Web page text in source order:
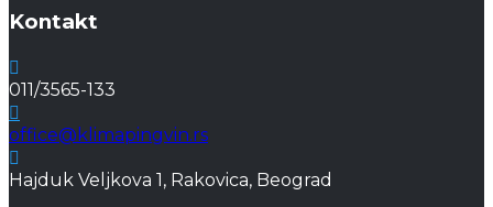
Kontakt
011/3565-133
office@klimapingvin.rs
Hajduk Veljkova 1, Rakovica, Beograd